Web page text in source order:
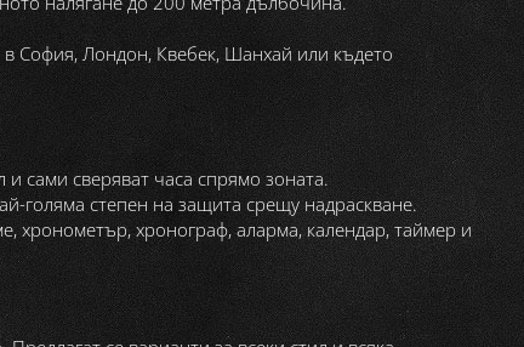
София, Лондон, Квебек, Шанхай или където
сами сверяват часа спрямо зоната.
голяма степен на защита срещу надраскване.
хронометър, хронограф, аларма, календар, таймер и